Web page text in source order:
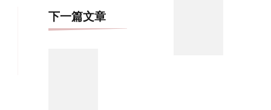
下一篇文章